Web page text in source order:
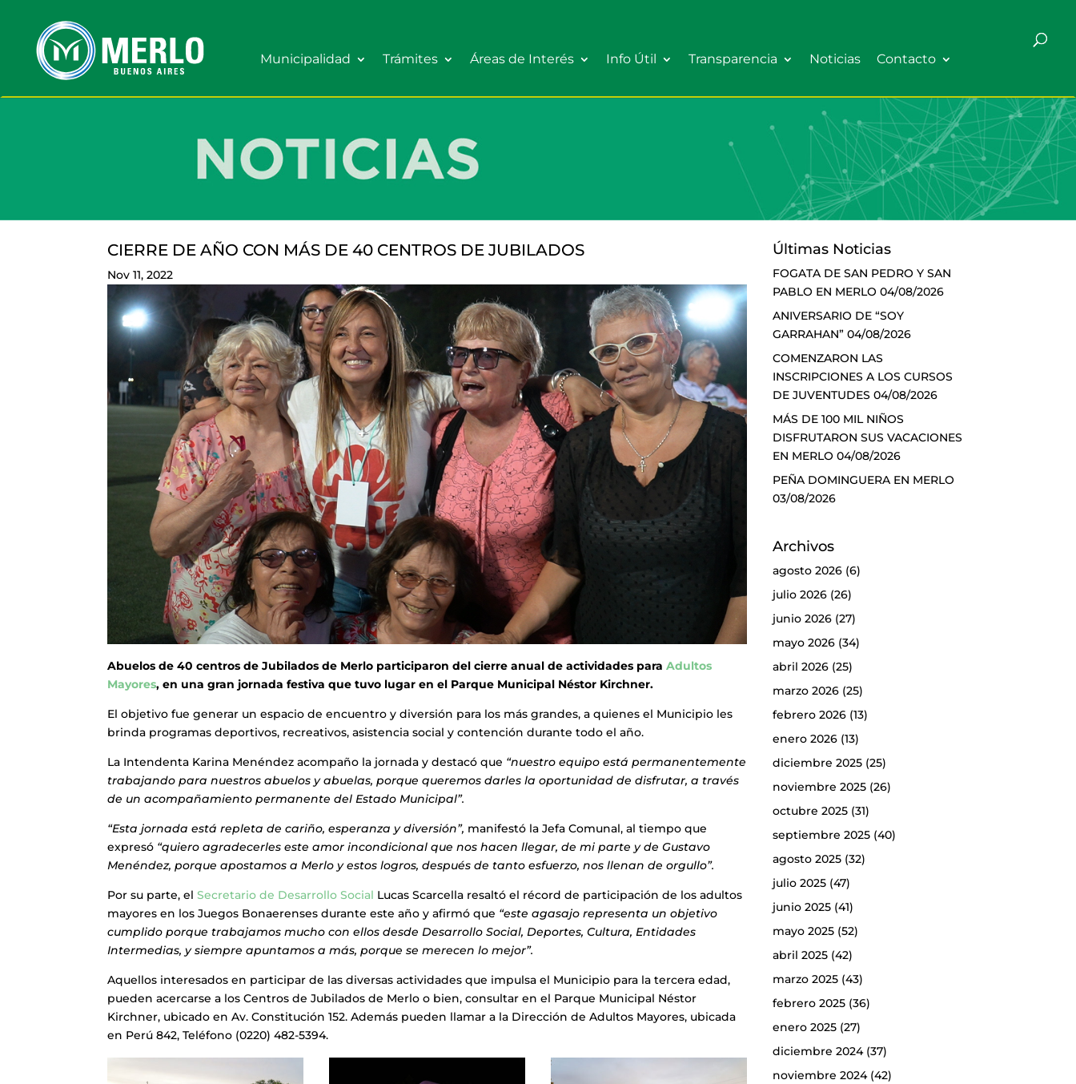
Municipalidad Trámites Áreas de Interés Info Útil Transparencia Noticias Contacto
CIERRE DE AÑO CON MÁS DE 40 CENTROS DE JUBILADOS
Nov 11, 2022
Abuelos de 40 centros de Jubilados de Merlo participaron del cierre anual de actividades para Adultos
Mayores, en una gran jornada festiva que tuvo lugar en el Parque Municipal Néstor Kirchner.
El objetivo fue generar un espacio de encuentro y diversión para los más grandes, a quienes el Municipio les
brinda programas deportivos, recreativos, asistencia social y contención durante todo el año.
La Intendenta Karina Menéndez acompaño la jornada y destacó que “nuestro equipo está permanentemente
trabajando para nuestros abuelos y abuelas, porque queremos darles la oportunidad de disfrutar, a través
de un acompañamiento permanente del Estado Municipal”.
“Esta jornada está repleta de cariño, esperanza y diversión”, manifestó la Jefa Comunal, al tiempo que
expresó “quiero agradecerles este amor incondicional que nos hacen llegar, de mi parte y de Gustavo
Menéndez, porque apostamos a Merlo y estos logros, después de tanto esfuerzo, nos llenan de orgullo”.
Por su parte, elSecretario de Desarrollo Social Lucas Scarcella resaltó el récord de participación de los adultos
mayores en los Juegos Bonaerenses durante este año y afirmó que “este agasajo representa un objetivo
cumplido porque trabajamos mucho con ellos desde Desarrollo Social, Deportes, Cultura, Entidades
Intermedias, y siempre apuntamos a más, porque se merecen lo mejor”.
Aquellos interesados en participar de las diversas actividades que impulsa el Municipio para la tercera edad,
pueden acercarse a los Centros de Jubilados de Merlo o bien, consultar en el Parque Municipal Néstor
Kirchner, ubicado en Av. Constitución 152. Además pueden llamar a la Dirección de Adultos Mayores, ubicada
en Perú 842, Teléfono (0220) 482-5394.
Últimas Noticias
FOGATA DE SAN PEDRO Y SAN
PABLO EN MERLO 04/08/2026
ANIVERSARIO DE “SOY
GARRAHAN” 04/08/2026
COMENZARON LAS
INSCRIPCIONES A LOS CURSOS
DE JUVENTUDES 04/08/2026
MÁS DE 100 MIL NIÑOS
DISFRUTARON SUS VACACIONES
EN MERLO 04/08/2026
PEÑA DOMINGUERA EN MERLO
03/08/2026
Archivos
agosto 2026(6)
julio 2026(26)
junio 2026(27)
mayo 2026(34)
abril 2026(25)
marzo 2026(25)
febrero 2026(13)
enero 2026(13)
diciembre 2025(25)
noviembre 2025(26)
octubre 2025(31)
septiembre 2025(40)
agosto 2025(32)
julio 2025(47)
junio 2025(41)
mayo 2025(52)
abril 2025(42)
marzo 2025(43)
febrero 2025(36)
enero 2025(27)
diciembre 2024(37)
noviembre 2024(42)